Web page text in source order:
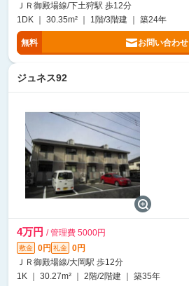
ＪＲ御殿場線/下土狩駅 歩12分
1DK ｜ 30.35m² ｜ 1階/3階建 ｜ 築24年
無料 お問い合わせ
ジュネス92
4万円 / 管理費 5000円
敷金 0円 礼金
0円
ＪＲ御殿場線/大岡駅 歩12分
1K ｜ 30.27m² ｜ 2階/2階建 ｜ 築35年